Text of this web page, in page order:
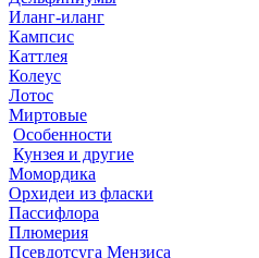
Иланг-иланг
Кампсис
Каттлея
Колеус
Лотос
Миртовые
Особенности
Кунзея и другие
Момордика
Орхидеи из фласки
Пассифлора
Плюмерия
Псевдотсуга Мензиса